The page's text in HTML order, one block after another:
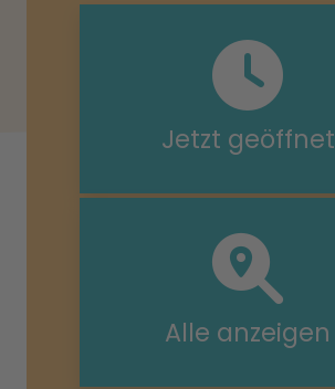
Jetzt geöffnet
Alle anzeigen